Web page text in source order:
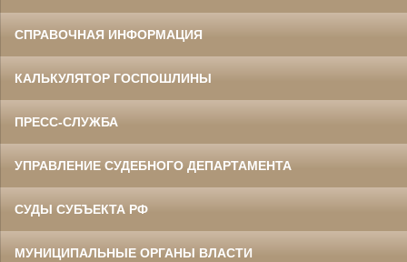
СПРАВОЧНАЯ ИНФОРМАЦИЯ
КАЛЬКУЛЯТОР ГОСПОШЛИНЫ
ПРЕСС-СЛУЖБА
УПРАВЛЕНИЕ СУДЕБНОГО ДЕПАРТАМЕНТА
СУДЫ СУБЪЕКТА РФ
МУНИЦИПАЛЬНЫЕ ОРГАНЫ ВЛАСТИ